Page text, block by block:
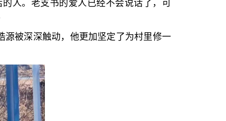
人。老支书的爱人已经不会说话了，可
源被深深触动，他更加坚定了为村里修一